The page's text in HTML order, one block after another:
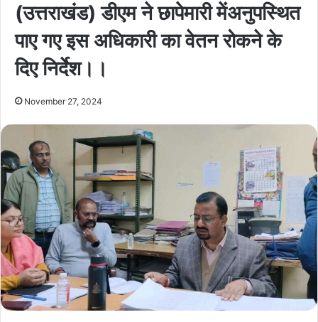
(उत्तराखंड) डीएम ने छापेमारी मेंअनुपस्थित
पाए गए इस अधिकारी का वेतन रोकने के
दिए निर्देश।।
November 27, 2024